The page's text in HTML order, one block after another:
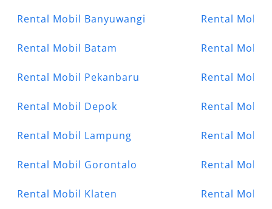
Rental Mobil Banyuwangi
Rental Mobil Batam
Rental Mobil Pekanbaru
Rental Mobil Depok
Rental Mobil Lampung
Rental Mobil Gorontalo
Rental Mobil Klaten
Rental Mobil
Rental Mobil
Rental Mobil
Rental Mobil
Rental Mobil
Rental Mobil
Rental Mobil